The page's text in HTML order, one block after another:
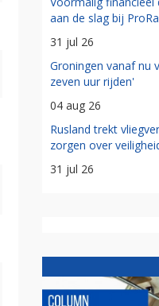
aan de slag bij
31 jul 26
Groningen vanaf nu
zeven uur rijden'
04 aug 26
Rusland trekt
zorgen over
31 jul 26